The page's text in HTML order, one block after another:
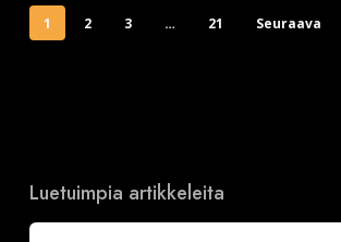
1 2 3 … 21 Seuraava
Luetuimpia artikkeleita